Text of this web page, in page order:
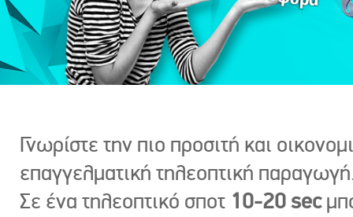
Γνωρίστε την πιο προσιτή και
επαγγελματική τηλεοπτική
Σε ένα τηλεοπτικό σποτ 10-20 sec